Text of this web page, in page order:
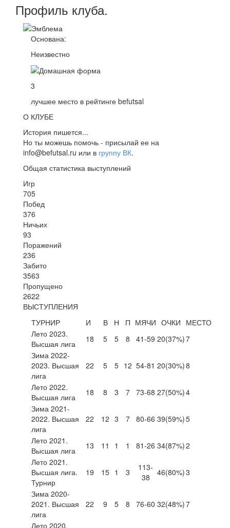
Профиль клуба.
Основана:
Неизвестно
3
лучшее место в рейтинге befutsal
О КЛУБЕ
История пишется...
Но ты можешь помочь - присылай ее на
info@befutsal.ru или в группу ВК.
Общая статистика выступлений
Игр
705
Побед
376
Ничьих
93
Поражений
236
Забито
3563
Пропущено
2622
ВЫСТУПЛЕНИЯ
ТУРНИР
И В Н П МЯЧИ ОЧКИ МЕСТО
Лето 2023.
Высшая лига
18 5 5 8 41-59 20(37%)7
Зима 2022-
2023. Высшая
лига
22 5 5 12 54-81 20(30%)8
Лето 2022.
Высшая лига
18 8 3 7 73-68 27(50%)4
Зима 2021-
2022. Высшая
лига
22 12 3 7 80-66 39(59%)5
Лето 2021.
Высшая лига
13 11 1 1 81-26 34(87%)2
Лето 2021.
Высшая лига.
Турнир
19 15 1 3
113-
38
46(80%)3
Зима 2020-
2021. Высшая
лига
22 9 5 8 76-60 32(48%)7
Лето 2020.